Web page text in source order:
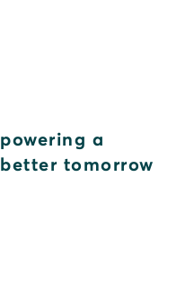
powering a
better tomorrow